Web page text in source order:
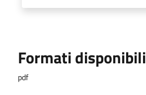
Formati disponibili
pdf